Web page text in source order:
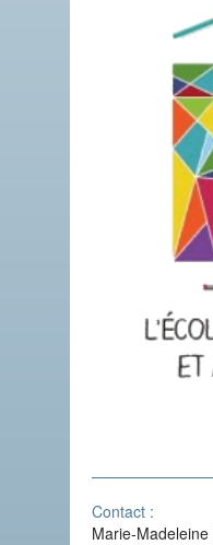
Contact :
Marie-Madeleine